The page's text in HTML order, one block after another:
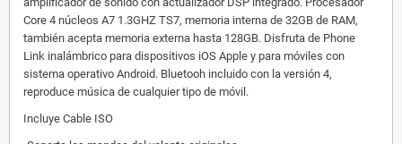
Core 4 núcleos A7 1.3GHZ TS7, memoria interna de 32GB de RAM,
también acepta memoria externa hasta 128GB. Disfruta de Phone
Link inalámbrico para dispositivos iOS Apple y para móviles con
sistema operativo Android. Bluetooh incluido con la versión 4,
reproduce música de cualquier tipo de móvil.
Incluye Cable ISO